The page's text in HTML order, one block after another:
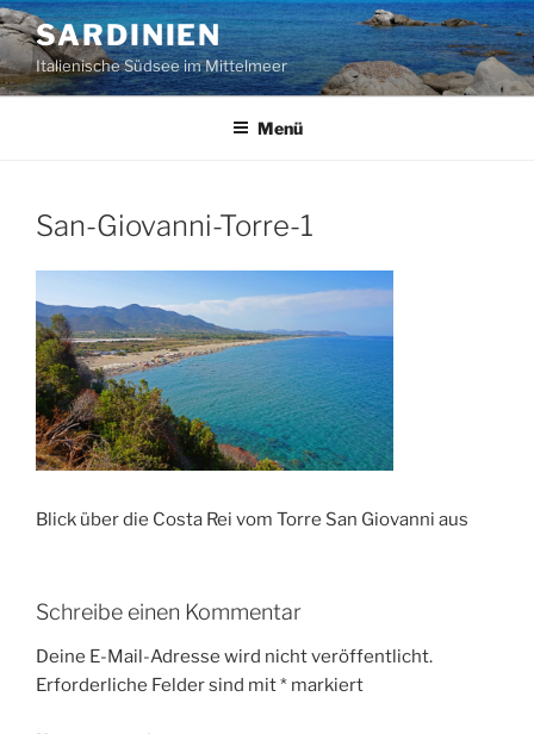
Zum
Inhalt
springen
SARDINIEN
Italienische Südsee im Mittelmeer
Menü
San-Giovanni-Torre-1
Blick über die Costa Rei vom Torre San Giovanni aus
Schreibe einen Kommentar
Deine E-Mail-Adresse wird nicht veröffentlicht.
Erforderliche Felder sind mit* markiert